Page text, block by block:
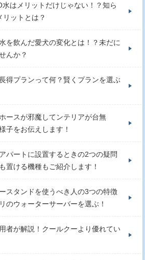
はメリットだけじゃない！？知ら
リットとは？
を飲んだ愛犬の変化とは！？未だに
んか？
得プランって何？賢くプランを選ぶ
ースが邪魔してンテリアが台無
子をお伝えします！
パートに設置するときの2つの疑問
置ける機種もご紹介します！
スタンドを使うべき人の3つの特徴
のウォーターサーバーを選ぶ！
者が解説！クールクーより優れてい